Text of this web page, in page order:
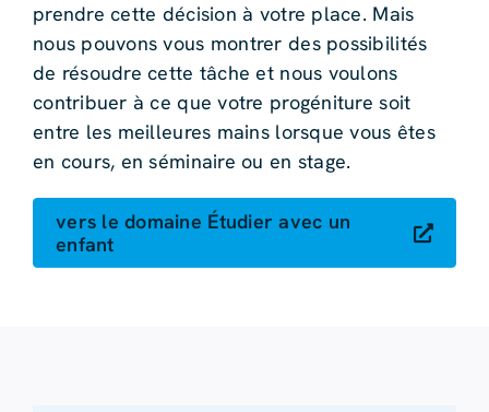
prendre cette décision à votre place. Mais
nous pouvons vous montrer des possibilités
de résoudre cette tâche et nous voulons
contribuer à ce que votre progéniture soit
entre les meilleures mains lorsque vous êtes
en cours, en séminaire ou en stage.
vers le domaine Étudier avec un
enfant